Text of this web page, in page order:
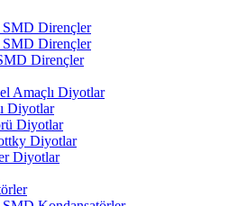
SMD Dirençler
SMD Dirençler
Dirençler
Amaçlı Diyotlar
Diyotlar
Diyotlar
Diyotlar
Diyotlar